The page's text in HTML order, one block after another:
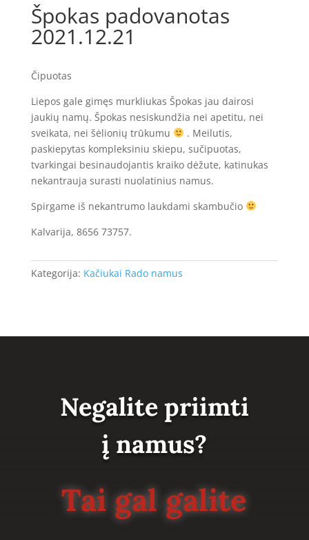
Špokas padovanotas
2021.12.21
Čipuotas
Liepos gale gimęs murkliukas Špokas jau dairosi
jaukių namų. Špokas nesiskundžia nei apetitu, nei
sveikata, nei šėlionių trūkumu
. Meilutis,
paskiepytas kompleksiniu skiepu, sučipuotas,
tvarkingai besinaudojantis kraiko dėžute, katinukas
nekantrauja surasti nuolatinius namus.
Spirgame iš nekantrumo laukdami skambučio
Kalvarija, 8656 73757.
Kategorija: Kačiukai Rado namus
Negalite priimti
į namus?
Tai gal galite